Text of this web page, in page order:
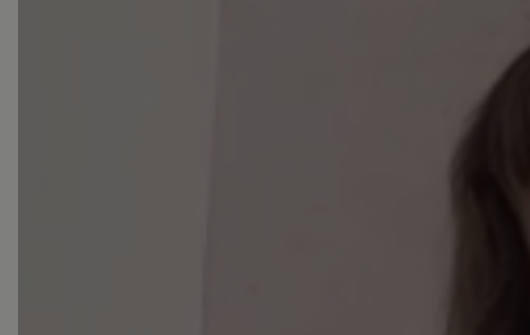
Teilen Sie Ihre Erfahrungen mit